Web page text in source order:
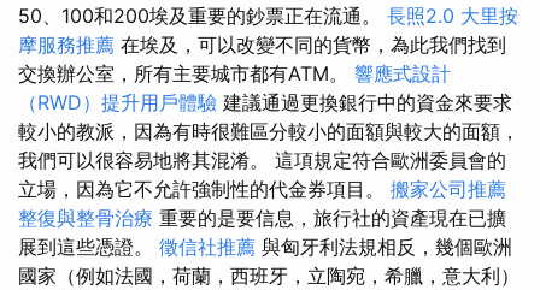
50、100和200埃及重要的鈔票正在流通。 長照2.0 大里按
摩服務推薦 在埃及，可以改變不同的貨幣，為此我們找到
交換辦公室，所有主要城市都有ATM。 響應式設計
（RWD）提升用戶體驗 建議通過更換銀行中的資金來要求
較小的教派，因為有時很難區分較小的面額與較大的面額，
我們可以很容易地將其混淆。 這項規定符合歐洲委員會的
立場，因為它不允許強制性的代金券項目。 搬家公司推薦
整復與整骨治療 重要的是要信息，旅行社的資產現在已擴
展到這些憑證。 徵信社推薦 與匈牙利法規相反，幾個歐洲
國家（例如法國，荷蘭，西班牙，立陶宛，希臘，意大利）